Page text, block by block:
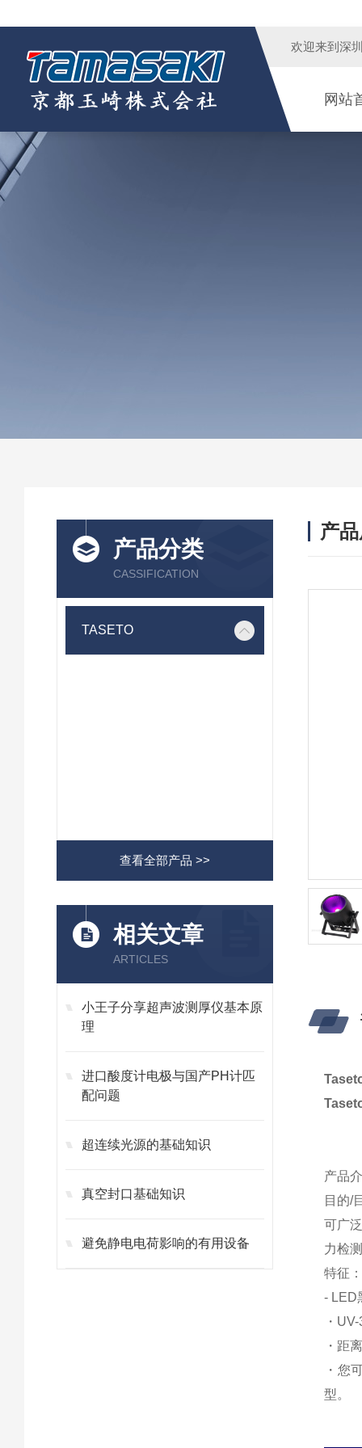
欢迎来到 深
网站
产品分类
CASSIFICATION
TASETO
查看全部产品 >>
相关文章
ARTICLES
小王子分享超声波测厚仪基本原
理
进口酸度计电极与国产PH计匹
配问题
超连续光源的基础知识
真空封口基础知识
避免静电电荷影响的有用设备
产
产品
目的/
可广
力检
特征
- LED
・
・距
・您
型。